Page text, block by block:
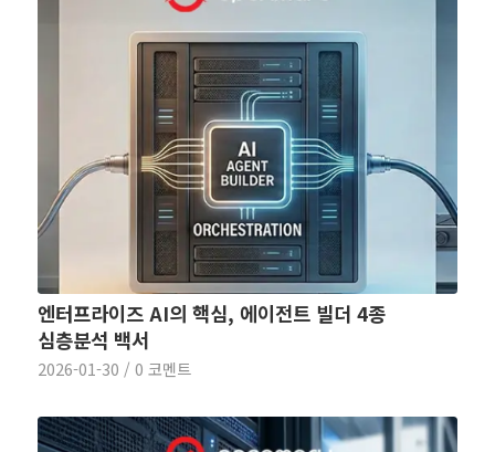
엔터프라이즈 AI의 핵심, 에이전트 빌더 4종
심층분석 백서
2026-01-30 / 0 코멘트